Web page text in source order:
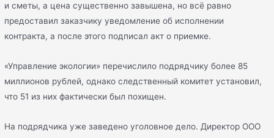
и сметы, а цена существенно завышена, но всё равно
предоставил заказчику уведомление об исполнении
контракта, а после этого подписал акт о приемке.
«Управление экологии» перечислило подрядчику более 85
миллионов рублей, однако следственный комитет установил,
что 51 из них фактически был похищен.
На подрядчика уже заведено уголовное дело. Директор ООО